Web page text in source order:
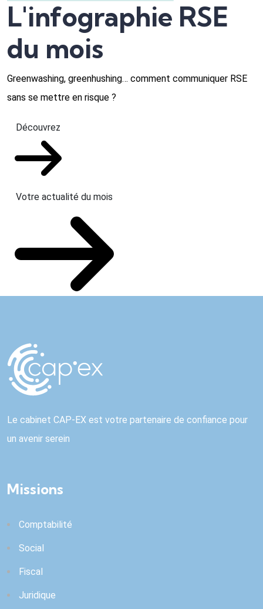
L'infographie RSE
du mois
Greenwashing, greenhushing… comment communiquer RSE
sans se mettre en risque ?
Découvrez
Votre actualité du mois
Le cabinet CAP-EX est votre partenaire de confiance pour
un avenir serein
Missions
Comptabilité
Social
Fiscal
Juridique